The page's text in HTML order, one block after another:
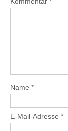
Name *
E-Mail-Adresse *